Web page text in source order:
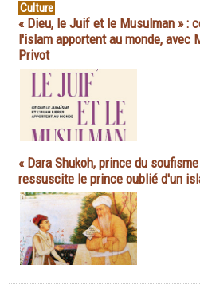
Culture
« Dieu, le Juif et le Musulman » :
l'islam apportent au monde, avec
Privot
« Dara Shukoh, prince du
ressuscite le prince oublié d'un